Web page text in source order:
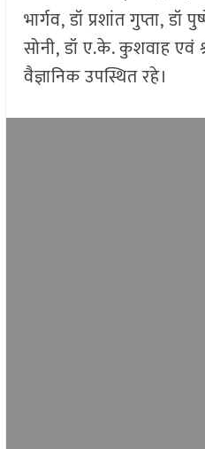
भार्गव, डॉ प्रशांत गुप्ता, डॉ
सोनी, डॉ ए.के. कुशवाह एवं
वैज्ञानिक उपस्थित रहे।